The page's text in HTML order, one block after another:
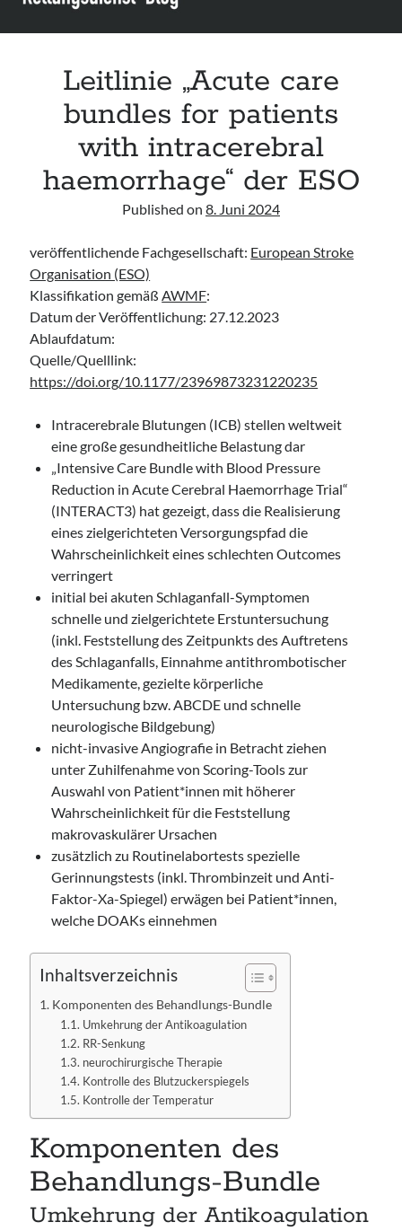
Leitlinie „Die geburtshilfliche Analgesie und Anästhesie“ der DGAI
Konsensuspapier „Management of endocrine emergencies –
Leitlinie „Bauchschmerz bei Kindern und Jugendlichen – Bildgebende
Diagnostik“ der GPR
Leitlinie „Acute care
bundles for patients
with intracerebral
haemorrhage“ der ESO
Published on 8. Juni 2024
veröffentlichende Fachgesellschaft: European Stroke
Organisation (ESO)
Klassifikation gemäßAWMF:
Datum der Veröffentlichung: 27.12.2023
Ablaufdatum:
Quelle/Quelllink:
https://doi.org/10.1177/23969873231220235
Intracerebrale Blutungen (ICB) stellen weltweit
eine große gesundheitliche Belastung dar
„Intensive Care Bundle with Blood Pressure
Reduction in Acute Cerebral Haemorrhage Trial“
(INTERACT3) hat gezeigt, dass die Realisierung
eines zielgerichteten Versorgungspfad die
Wahrscheinlichkeit eines schlechten Outcomes
verringert
initial bei akuten Schlaganfall-Symptomen
schnelle und zielgerichtete Erstuntersuchung
(inkl. Feststellung des Zeitpunkts des Auftretens
des Schlaganfalls, Einnahme antithrombotischer
Medikamente, gezielte körperliche
Untersuchung bzw. ABCDE und schnelle
neurologische Bildgebung)
nicht-invasive Angiografie in Betracht ziehen
unter Zuhilfenahme von Scoring-Tools zur
Auswahl von Patient*innen mit höherer
Wahrscheinlichkeit für die Feststellung
makrovaskulärer Ursachen
zusätzlich zu Routinelabortests spezielle
Gerinnungstests (inkl. Thrombinzeit und Anti-
Faktor-Xa-Spiegel) erwägen bei Patient*innen,
welche DOAKs einnehmen
Inhaltsverzeichnis
Komponenten des Behandlungs-Bundle
Umkehrung der Antikoagulation
RR-Senkung
neurochirurgische Therapie
Kontrolle des Blutzuckerspiegels
Kontrolle der Temperatur
Komponenten des
Behandlungs-Bundle
Umkehrung der Antikoagulation